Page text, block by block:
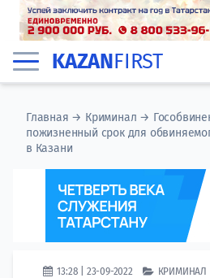
KAZANFIRST
Главная → Криминал →
пожизненный срок для
в Казани
13:28 | 23-09-2022 КРИМИНАЛ